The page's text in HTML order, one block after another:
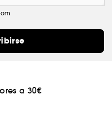
a 30€